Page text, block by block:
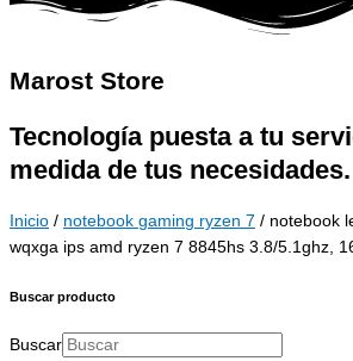
Marost Store
Tecnología puesta a tu
medida de tus necesidades.
Inicio / notebook gaming ryzen 7 / notebook
wqxga ips amd ryzen 7 8845hs 3.8/5.1ghz,
Buscar producto
Buscar